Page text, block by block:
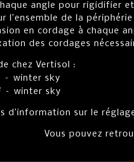
angle pour rigidifier
l’ensemble de la
en cordage à chaque
des cordages
chez Vertisol :
– winter sky
– winter sky
d’information sur le
Vous pouvez